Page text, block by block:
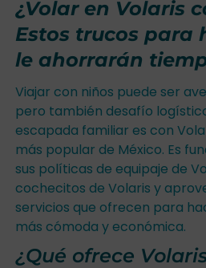
¿Volar en Volaris
Estos trucos para
le ahorrarán
Viajar con niños puede ser
pero también desafío
escapada familiar es con
más popular de México. Es
sus políticas de equipaje de
cochecitos de Volaris y
servicios que ofrecen para
más cómoda y económica.
¿Qué ofrece